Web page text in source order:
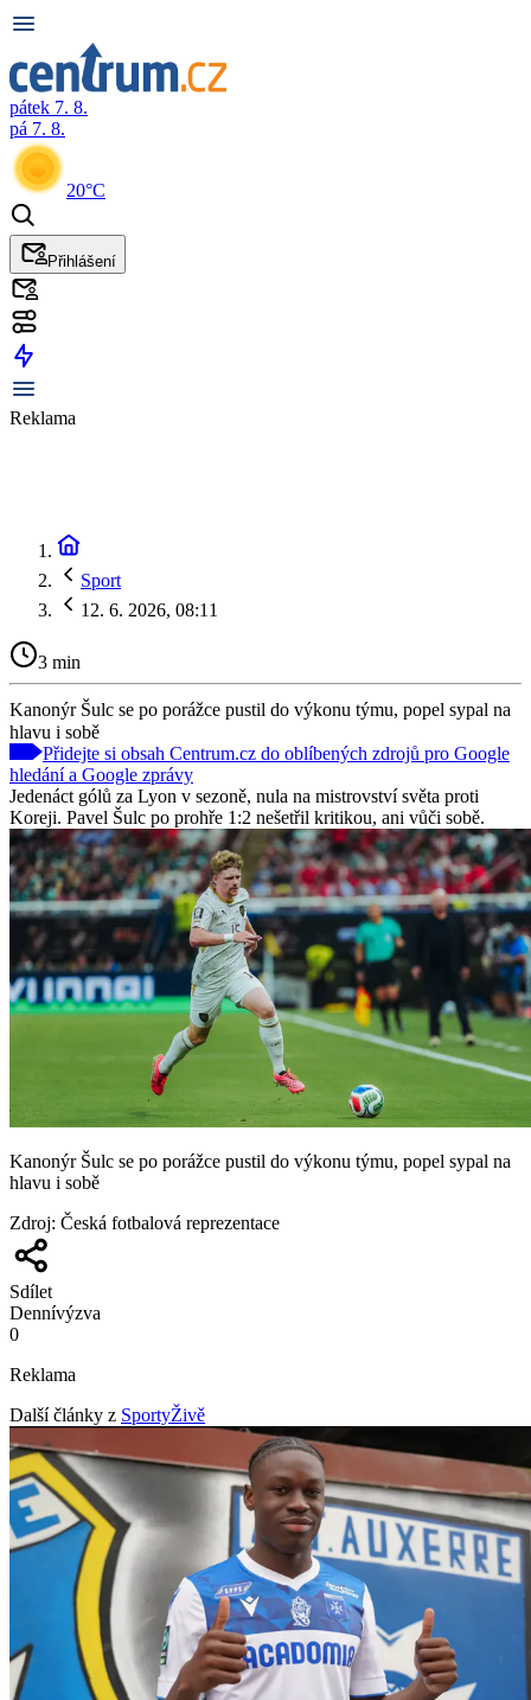
pátek 7. 8.
pá 7. 8.
20°C
Přihlášení
Reklama
Sport
12. 6. 2026, 08:11
3 min
Kanonýr Šulc se po porážce pustil do výkonu týmu, popel sypal na
hlavu i sobě
Přidejte si obsah Centrum.cz do oblíbených zdrojů pro Google
hledání a Google zprávy
Jedenáct gólů za Lyon v sezoně, nula na mistrovství světa proti
Koreji. Pavel Šulc po prohře 1:2 nešetřil kritikou, ani vůči sobě.
Kanonýr Šulc se po porážce pustil do výkonu týmu, popel sypal na
hlavu i sobě
Zdroj: Česká fotbalová reprezentace
Sdílet
Dennívýzva
0
Reklama
Další články z SportyŽivě